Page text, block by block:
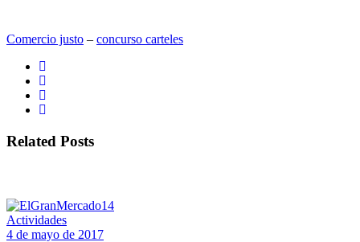
Comercio justo ‒ concurso carteles
Related Posts
Actividades
4 de mayo de 2017